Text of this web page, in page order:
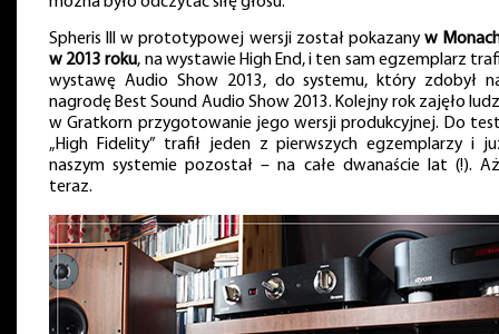
Spheris III w prototypowej wersji został pokazanyw
w 2013 roku, na wystawie High End, i ten sam egzemplarz
wystawę Audio Show 2013, do systemu, który zdobył
nagrodę Best Sound Audio Show 2013. Kolejny rok zajęło
w Gratkorn przygotowanie jego wersji produkcyjnej. Do
„High Fidelity” trafił jeden z pierwszych egzemplarzy i
naszym systemie pozostał – na całe dwanaście lat (!).
teraz.